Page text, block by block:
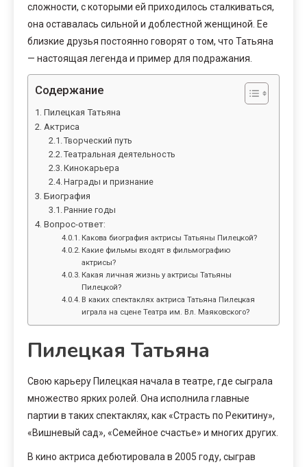
сложности, с которыми ей приходилось сталкиваться,
она оставалась сильной и доблестной женщиной. Ее
близкие друзья постоянно говорят о том, что Татьяна
— настоящая легенда и пример для подражания.
Содержание
Пилецкая Татьяна
Актриса
Творческий путь
Театральная деятельность
Кинокарьера
Награды и признание
Биография
Ранние годы
Вопрос-ответ:
Какова биография актрисы Татьяны Пилецкой?
Какие фильмы входят в фильмографию
актрисы?
Какая личная жизнь у актрисы Татьяны
Пилецкой?
В каких спектаклях актриса Татьяна Пилецкая
играла на сцене Театра им. Вл. Маяковского?
Пилецкая Татьяна
Свою карьеру Пилецкая начала в театре, где сыграла
множество ярких ролей. Она исполнила главные
партии в таких спектаклях, как «Страсть по Рекитину»,
«Вишневый сад», «Семейное счастье» и многих других.
В кино актриса дебютировала в 2005 году, сыграв